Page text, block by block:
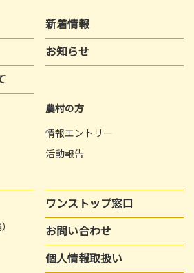
新着情報
お知らせ
農村の方
情報エントリー
活動報告
ワンストップ窓口
お問い合わせ
個人情報取扱い